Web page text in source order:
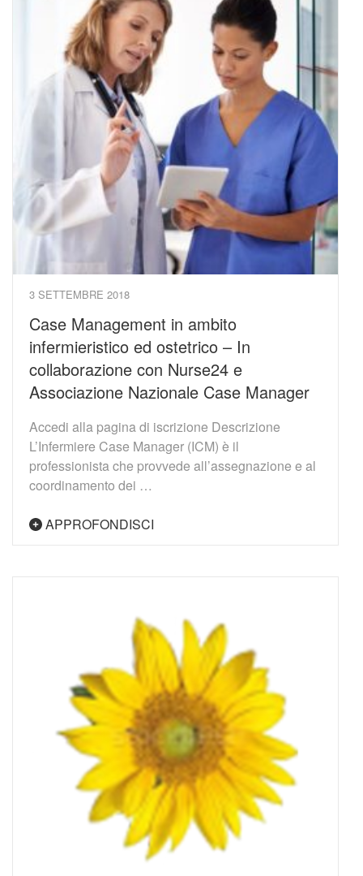
3 SETTEMBRE 2018
Case Management in ambito
infermieristico ed ostetrico – In
collaborazione con Nurse24 e
Associazione Nazionale Case Manager
Accedi alla pagina di iscrizione Descrizione
L’Infermiere Case Manager (ICM) è il
professionista che provvede all’assegnazione e al
coordinamento dei …
APPROFONDISCI